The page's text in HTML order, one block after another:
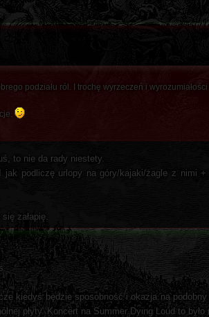
podziału ról. I trochę wyrzeczeń i
to nie da rady niestety.
podliczę urlopy na góry/kajaki/żagle z nimi
załapię.
kiedyś będzie sposobność i okazja na
płyty. Koncert na Summer Dying Loud to